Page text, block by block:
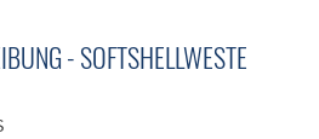
- SOFTSHELLWESTE